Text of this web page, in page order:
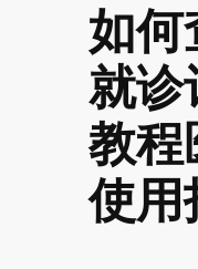
如何
就诊
教程
使用